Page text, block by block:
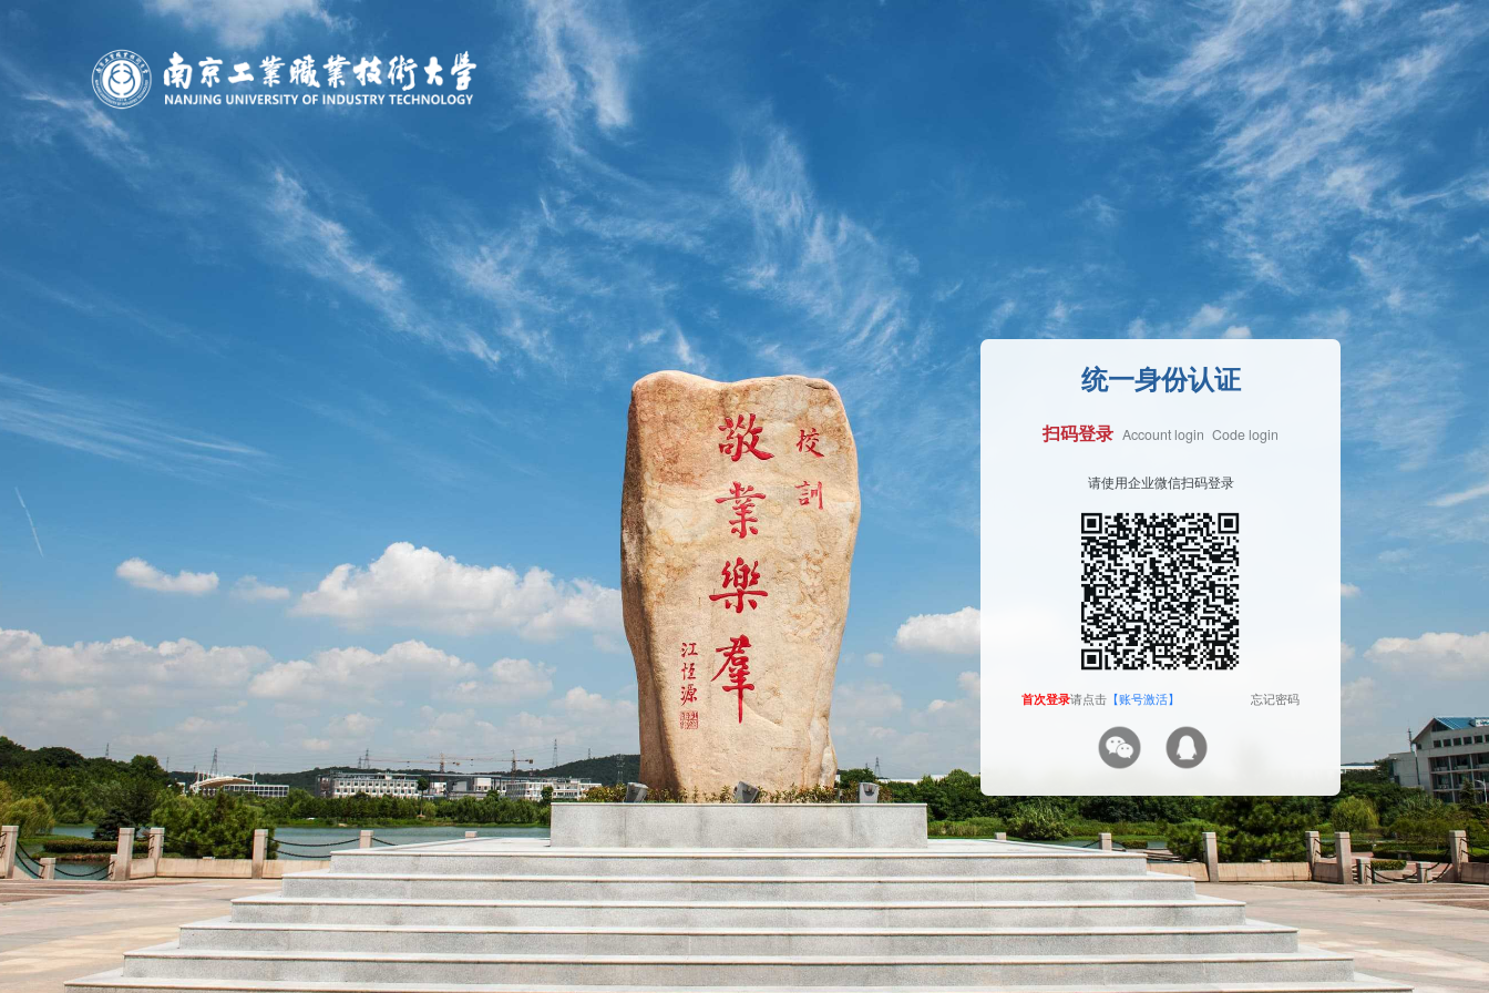
统一身份认证
扫码登录 Account login Code login
请点击【账号激活】
Send verification code
请点击【账号激活】
Face Login
The camera will be turned on soon. Please pay
attention to your privacy
请使用企业微信扫码登录
首次登录请点击 【账号激活】 忘记密码